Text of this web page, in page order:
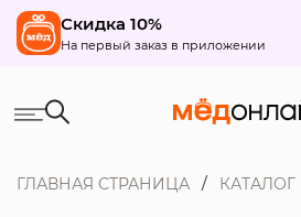
Скидка 10%
На первый заказ в приложении
ГЛАВНАЯ СТРАНИЦА КАТАЛОГ